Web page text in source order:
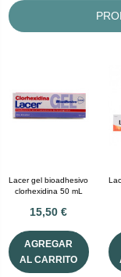
Lacer gel bioadhesivo
clorhexidina 50 mL
15,50 €
AGREGAR
AL CARRITO